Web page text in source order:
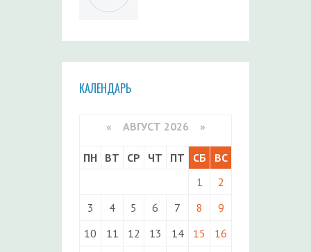
КАЛЕНДАРЬ
« АВГУСТ 2026 »
ПН ВТ СР ЧТ ПТ СБ
ВС
1
2
3
4 5 6 7 8
9
10
11 12 13 14 15
16